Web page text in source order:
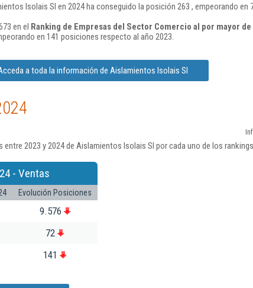
Isolais Sl en 2024 ha conseguido la posición 263 , empeorando en
en el Ranking de Empresas del Sector Comercio al por mayor
en 141 posiciones respecto al año 2023.
a toda la información de Aislamientos Isolais Sl
2023 y 2024 de Aislamientos Isolais Sl por cada uno de los
- Ventas
Evolución Posiciones
9.576
72
141